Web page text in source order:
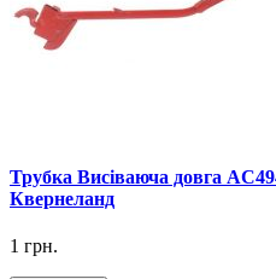
Трубка Висіваюча довга
Квернеланд
1 грн.